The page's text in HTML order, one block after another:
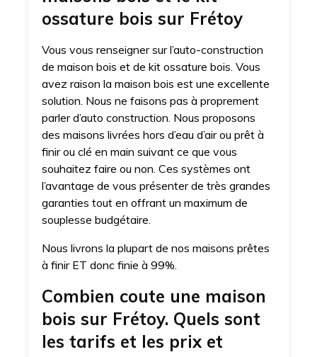
ossature bois sur Frétoy
Vous vous renseigner sur l’auto-construction
de maison bois et de kit ossature bois. Vous
avez raison la maison bois est une excellente
solution. Nous ne faisons pas à proprement
parler d’auto construction. Nous proposons
des maisons livrées hors d’eau d’air ou prêt à
finir ou clé en main suivant ce que vous
souhaitez faire ou non. Ces systèmes ont
l’avantage de vous présenter de très grandes
garanties tout en offrant un maximum de
souplesse budgétaire.
Nous livrons la plupart de nos maisons prêtes
à finir ET donc finie à 99%.
Combien coute une maison
bois sur Frétoy. Quels sont
les tarifs et les prix et